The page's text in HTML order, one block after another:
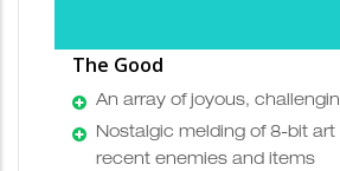
The Good
An array of joyous,
Nostalgic melding of 8-bit
recent enemies and items